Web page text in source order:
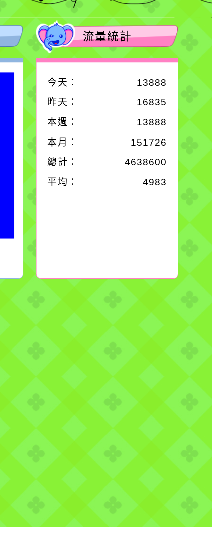
作者：網路小語
在實現理想的路途中，
必須排除一切干擾，特
別是要看清那些美麗的
流量統計
今天：
13888
昨天：
16835
本週： 13888
本月： 151726
總計： 4638600
平均： 4983